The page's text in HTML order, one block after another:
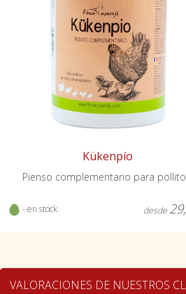
Kükenpío
Pienso complementario para
- en stock desde
VALORACIONES DE NUESTROS